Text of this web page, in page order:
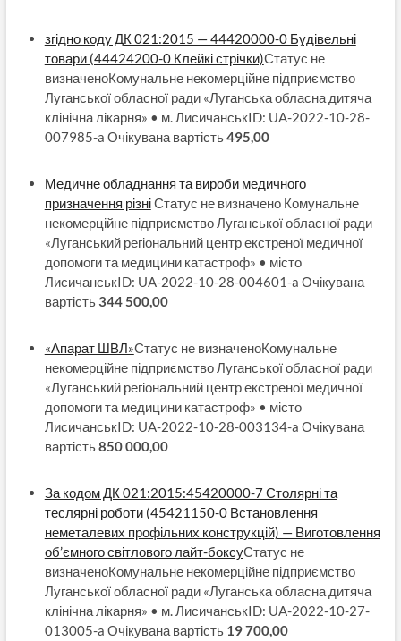
згідно коду ДК 021:2015 — 44420000-0 Будівельні
товари (44424200-0 Клейкі стрічки)Статус не
визначеноКомунальне некомерційне підприємство
Луганської обласної ради «Луганська обласна дитяча
клінічна лікарня» • м. ЛисичанськID: UA-2022-10-28-
007985-a Очікувана вартість495,00
Медичне обладнання та вироби медичного
призначення різніСтатус не визначено Комунальне
некомерційне підприємство Луганської обласної ради
«Луганський регіональний центр екстреної медичної
допомоги та медицини катастроф» • місто
ЛисичанськID: UA-2022-10-28-004601-a Очікувана
вартість344 500,00
«Апарат ШВЛ»Статус не визначеноКомунальне
некомерційне підприємство Луганської обласної ради
«Луганський регіональний центр екстреної медичної
допомоги та медицини катастроф» • місто
ЛисичанськID: UA-2022-10-28-003134-a Очікувана
вартість850 000,00
За кодом ДК 021:2015:45420000-7 Столярні та
теслярні роботи (45421150-0 Встановлення
неметалевих профільних конструкцій) — Виготовлення
об’ємного світлового лайт-боксуСтатус не
визначеноКомунальне некомерційне підприємство
Луганської обласної ради «Луганська обласна дитяча
клінічна лікарня» • м. ЛисичанськID: UA-2022-10-27-
013005-a Очікувана вартість 19 700,00